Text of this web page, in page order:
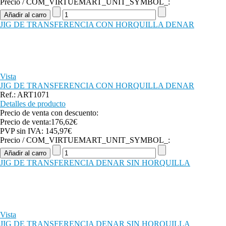
JIG DE TRANSFERENCIA CON HORQUILLA DENAR
Vista
JIG DE TRANSFERENCIA CON HORQUILLA DENAR
Ref.: ART1071
Detalles de producto
Precio de venta con descuento:
Precio de venta:176,62€
PVP sin IVA: 145,97€
Precio / COM_VIRTUEMART_UNIT_SYMBOL_:
JIG DE TRANSFERENCIA DENAR SIN HORQUILLA
Vista
JIG DE TRANSFERENCIA DENAR SIN HORQUILLA